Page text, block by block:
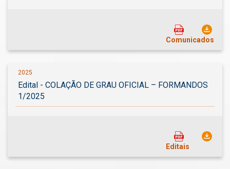
Comunicados
2025
Edital - COLAÇÃO DE GRAU OFICIAL – FORMANDOS
1/2025
Editais